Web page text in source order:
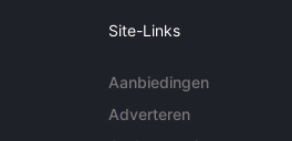
Site-Links
Aanbiedingen
Adverteren